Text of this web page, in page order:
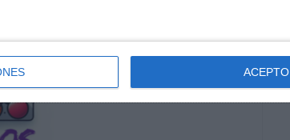
ACEPTO